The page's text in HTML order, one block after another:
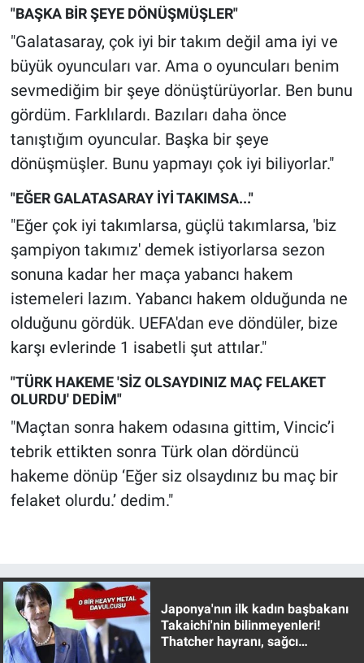
"BAŞKA BİR ŞEYE DÖNÜŞMÜŞLER"
"Galatasaray, çok iyi bir takım değil ama iyi ve
büyük oyuncuları var. Ama o oyuncuları benim
sevmediğim bir şeye dönüştürüyorlar. Ben bunu
gördüm. Farklılardı. Bazıları daha önce
tanıştığım oyuncular. Başka bir şeye
dönüşmüşler. Bunu yapmayı çok iyi biliyorlar."
"EĞER GALATASARAY İYİ TAKIMSA..."
"Eğer çok iyi takımlarsa, güçlü takımlarsa, 'biz
şampiyon takımız' demek istiyorlarsa sezon
sonuna kadar her maça yabancı hakem
istemeleri lazım. Yabancı hakem olduğunda ne
olduğunu gördük. UEFA'dan eve döndüler, bize
karşı evlerinde 1 isabetli şut attılar."
"TÜRK HAKEME 'SİZ OLSAYDINIZ MAÇ FELAKET
OLURDU' DEDİM"
"Maçtan sonra hakem odasına gittim, Vincic’i
tebrik ettikten sonra Türk olan dördüncü
hakeme dönüp ‘Eğer siz olsaydınız bu maç bir
felaket olurdu.’ dedim."
Japonya'nın ilk kadın başbakanı
Takaichi'nin bilinmeyenleri!
Thatcher hayranı, sağcı